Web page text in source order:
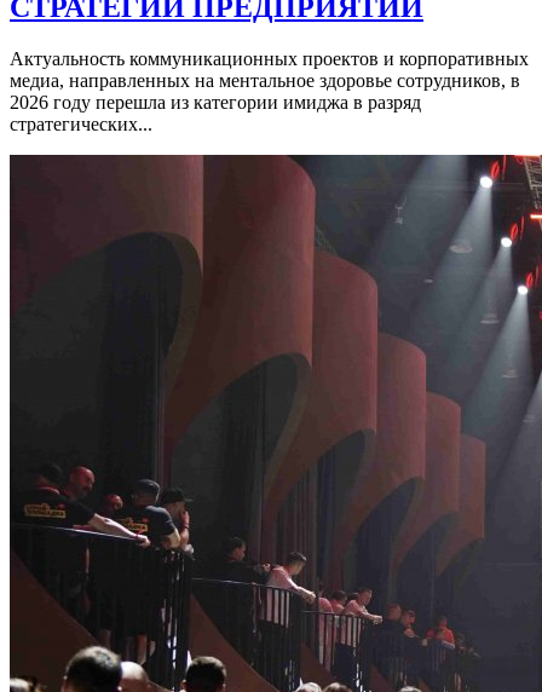
СТРАТЕГИИ ПРЕДПРИЯТИЙ
Актуальность коммуникационных проектов и корпоративных
медиа, направленных на ментальное здоровье сотрудников, в
2026 году перешла из категории имиджа в разряд
стратегических...